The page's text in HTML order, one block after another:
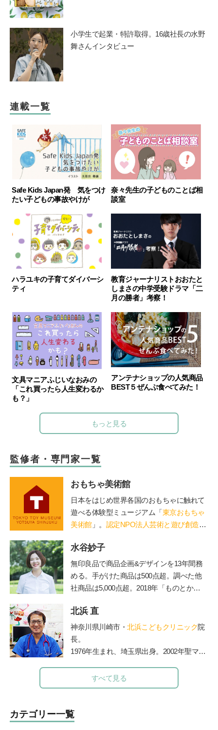
小学生で起業・特許取得。16歳社長の水野
舞さんインタビュー
連載一覧
Safe Kids Japan発 気をつけ
たい子どもの事故やけが
奈々先生の子どものことば相
談室
ハラユキの子育てダイバーシ
ティ
教育ジャーナリストおおたと
しまさの中学受験ドラマ「二
月の勝者」考察！
文具マニアふじいなおみの
「これ買ったら人生変わるか
も？」
アンテナショップの人気商品
BEST５ぜんぶ食べてみた！
もっと見る
監修者・専門家一覧
おもちゃ美術館
日本をはじめ世界各国のおもちゃに触れて
遊べる体験型ミュージアム「東京おもちゃ
美術館」。 認定NPO法人芸術と遊び創造協
子で木のぬくもりに触れる場を提供。長門
や鳥海山木など全国に姉妹館が。おもちゃ
を通して日本の木の良さを伝える「木育
（もくいく）」を広めている。
水谷妙子
無印良品で商品企画&デザインを13年間務
める。手がけた商品は500点超。調べた他
社商品は5,000点超。2018年「ものとかぞ
納サービスやお片づけ講座を行うかたわ
ら、雑誌やWebでも活動中。フォロワー5.
1万人を超えるInstagramでは、マネしやす
い整理収納アイデアやモノ選び情報を発信
http://taekomizutani.com/
Instagram
北浜 直
神奈川県川崎市・ 北浜こどもクリニック院
長。
1976年生まれ、埼玉県出身。2002年聖マリ
院の新生児科医長務める。2010年に北浜こ
どもクリニックを開院。2012年医療法人社
「アジアのリーダー100人」に、2015年か
ら3年連続選出されている。
すべて見る
カテゴリー一覧